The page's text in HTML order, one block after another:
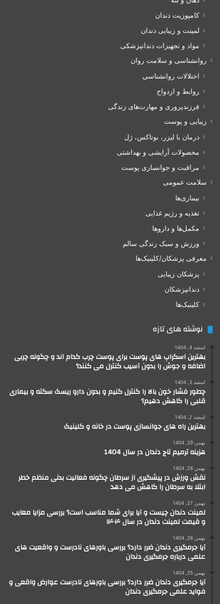
کامپوزیت دندان
لمینت و زیبایی دندان
مواد و تجهیزات دندانپزشکی
روانشناسی و سلامت روان
اختلالات روانشناسی
روابط و ازدواج
فرزندپروری و مهارت‌های زندگی
زیبایی و پوست
درمان با لیزر، بوتاکس، ژل
محصولات آرایشی و بهداشتی
مراقبت و جوانسازی پوست
سلامت عمومی
بیماری‌ها
تغذیه و رژیم غذایی
مکمل‌ها و داروها
ورزش و سبک زندگی سالم
معرفی پزشکان/کلینیک‌ها
پزشکان زیبایی
دندانپزشکان
کلینیک‌ها
نوشته های تازه
اسفند 4, 1404
بهترین اسکراپ های پوست برای پوست چرب کدام اند و چگونه چربی
اضافه و جوش را بدون آسیب کنترل می کنند؟
اسفند 3, 1404
چطور فشار خون بالا را کنترل کنیم و بدون دارو ریسک سکته و بیماری
قلبی را کاهش دهیم؟
اسفند 2, 1404
بهترین راه های جوانسازی پوست در خانه و کلینیک
بهمن 29, 1404
هزینه ترمیم تاج دندان در سال 1404
بهمن 28, 1404
نقش ورزش در پیشگیری از سرطان چگونه فعالیت بدنی منظم خطر
ابتلا به سرطان را کاهش می دهد
بهمن 27, 1404
لمینت دندان چیست و آیا برای شما مناسب است؟ بررسی مزایا معایب
و قیمت لمینت دندان در سال ۱۴۰۴
بهمن 26, 1404
آیا جرمگیری دندان ضرر دارد؟ بررسی باورهای نادرست و واقعیت های
علمی درباره جرمگیری دندان
بهمن 25, 1404
آیا جرمگیری دندان ضرر دارد؟ بررسی باورهای نادرست عوارض واقعی و
فواید علمی جرمگیری دندان